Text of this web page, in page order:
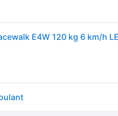
E4W 120 kg 6 km/h